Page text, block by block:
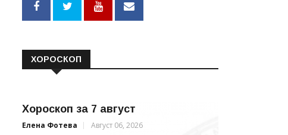
ХОРОСКОП
Хороскоп за 7 август
Елена Фотева Август 06, 2026